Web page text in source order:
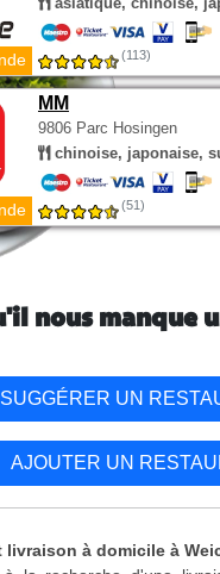
(113)
MM
9806 Parc Hosingen
chinoise, japonaise,
(51)
nous manque
SUGGÉRER UN
AJOUTER UN
livraison à domicile à